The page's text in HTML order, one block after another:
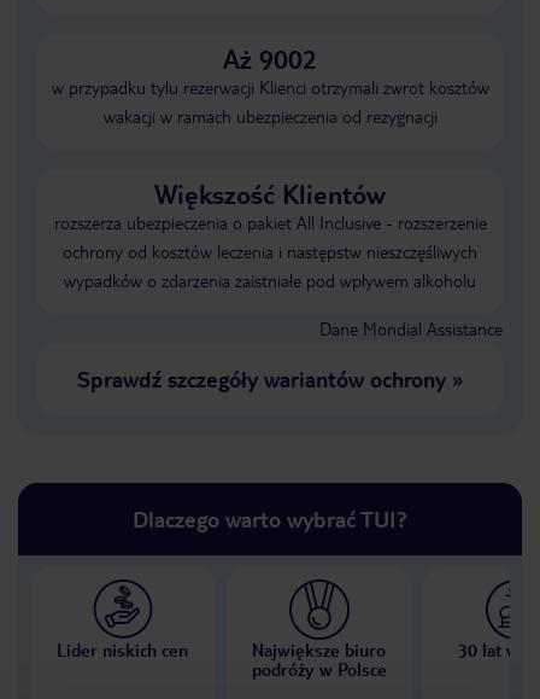
Aż 9002
w przypadku tylu rezerwacji Klienci otrzymali zwrot kosztów
wakacji w ramach ubezpieczenia od rezygnacji
Większość Klientów
rozszerza ubezpieczenia o pakiet All Inclusive - rozszerzenie
ochrony od kosztów leczenia i następstw nieszczęśliwych
wypadków o zdarzenia zaistniałe pod wpływem alkoholu
Dane Mondial Assistance
Sprawdź szczegóły wariantów ochrony»
Dlaczego warto wybrać TUI?
Lider niskich cen
Największe biuro
podróży w Polsce
30 lat w